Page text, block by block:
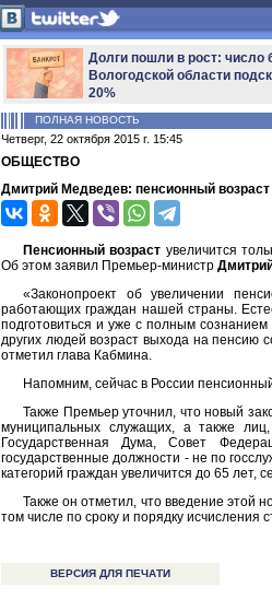
Долги пошли в рост: число
Вологодской области
20%
ПОЛНАЯ НОВОСТЬ
Четверг, 22 октября 2015 г. 15:45
ОБЩЕСТВО
Дмитрий Медведев: пенсионный
Пенсионный возраст увеличится
Об этом заявил Премьер-министр
«Законопроект об увеличении
работающих граждан нашей страны.
подготовиться и уже с полным
других людей возраст выхода на пенсию
отметил глава Кабмина.
Напомним, сейчас в России
Также Премьер уточнил, что новый
муниципальных служащих, а также
Государственная Дума, Совет
государственные должности - не по
категорий граждан увеличится до 65
Также он отметил, что введение этой
том числе по сроку и порядку исчисления
ВЕРСИЯ ДЛЯ ПЕЧАТИ